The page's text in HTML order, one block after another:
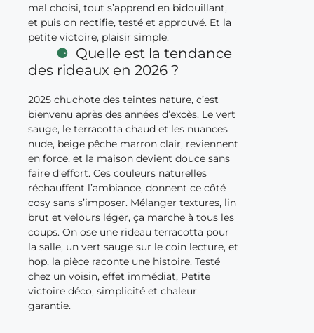
mal choisi, tout s’apprend en bidouillant,
et puis on rectifie, testé et approuvé. Et la
petite victoire, plaisir simple.
Quelle est la tendance
des rideaux en 2026 ?
2025 chuchote des teintes nature, c’est
bienvenu après des années d’excès. Le vert
sauge, le terracotta chaud et les nuances
nude, beige pêche marron clair, reviennent
en force, et la maison devient douce sans
faire d’effort. Ces couleurs naturelles
réchauffent l’ambiance, donnent ce côté
cosy sans s’imposer. Mélanger textures, lin
brut et velours léger, ça marche à tous les
coups. On ose une rideau terracotta pour
la salle, un vert sauge sur le coin lecture, et
hop, la pièce raconte une histoire. Testé
chez un voisin, effet immédiat, Petite
victoire déco, simplicité et chaleur
garantie.